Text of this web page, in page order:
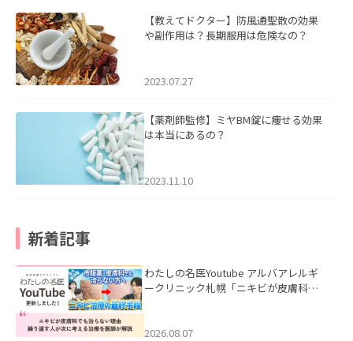
【教えてドクター】防風通聖散の効果
や副作用は？長期服用は危険なの？
2023.07.27
【薬剤師監修】ミヤBM錠に痩せる効果
は本当にあるの？
2023.11.10
新着記事
わたしの名医Youtube アルバアレルギ
ークリニック札幌「ニキビが皮膚科で
ました。
2026.08.07